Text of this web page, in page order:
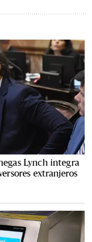
Lynch integra
extranjeros